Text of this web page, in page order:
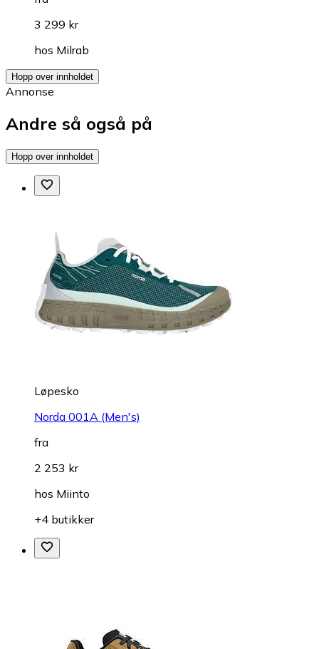
3 299 kr
hos Milrab
Hopp over innholdet
Annonse
Andre så også på
Hopp over innholdet
Løpesko
Norda 001A (Men's)
fra
2 253 kr
hos Miinto
+4 butikker